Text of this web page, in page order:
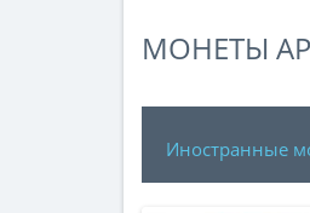
МОНЕТЫ
Иностранные